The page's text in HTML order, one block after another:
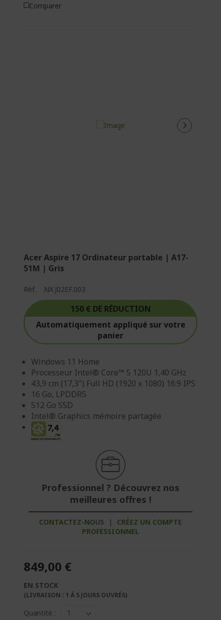
Comparer
Acer Aspire 17 Ordinateur portable | A17-
51M | Gris
Réf. NX.J02EF.003
150 € DE RÉDUCTION
Automatiquement appliqué sur votre
panier
Windows 11 Home
Processeur Intel® Core™ 5 120U 1,40 GHz
43,9 cm (17,3") Full HD (1920 x 1080) 16:9 IPS
16 Go, LPDDR5
512 Go SSD
Intel® Graphics mémoire partagée
Professionnel ? Découvrez nos
meilleures offres !
CONTACTEZ-NOUS |
CRÉEZ UN COMPTE
PROFESSIONNEL
849,00 €
EN STOCK
(LIVRAISON : 1 À 5 JOURS OUVRÉS)
Quantité :